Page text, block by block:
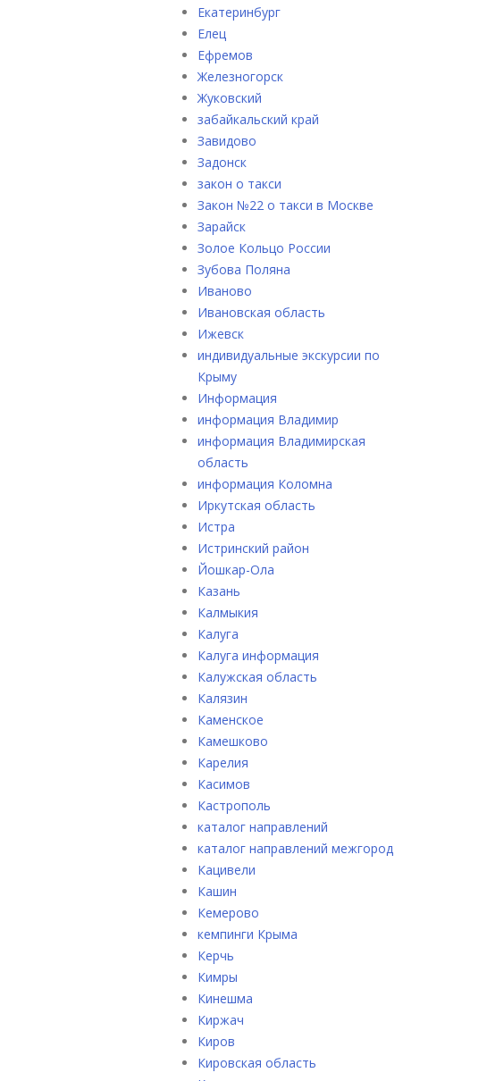
Екатеринбург
Елец
Ефремов
Железногорск
Жуковский
забайкальский край
Завидово
Задонск
закон о такси
Закон №22 о такси в Москве
Зарайск
Золое Кольцо России
Зубова Поляна
Иваново
Ивановская область
Ижевск
индивидуальные экскурсии по
Крыму
Информация
информация Владимир
информация Владимирская
область
информация Коломна
Иркутская область
Истра
Истринский район
Йошкар-Ола
Казань
Калмыкия
Калуга
Калуга информация
Калужская область
Калязин
Каменское
Камешково
Карелия
Касимов
Кастрополь
каталог направлений
каталог направлений межгород
Кацивели
Кашин
Кемерово
кемпинги Крыма
Керчь
Кимры
Кинешма
Киржач
Киров
Кировская область